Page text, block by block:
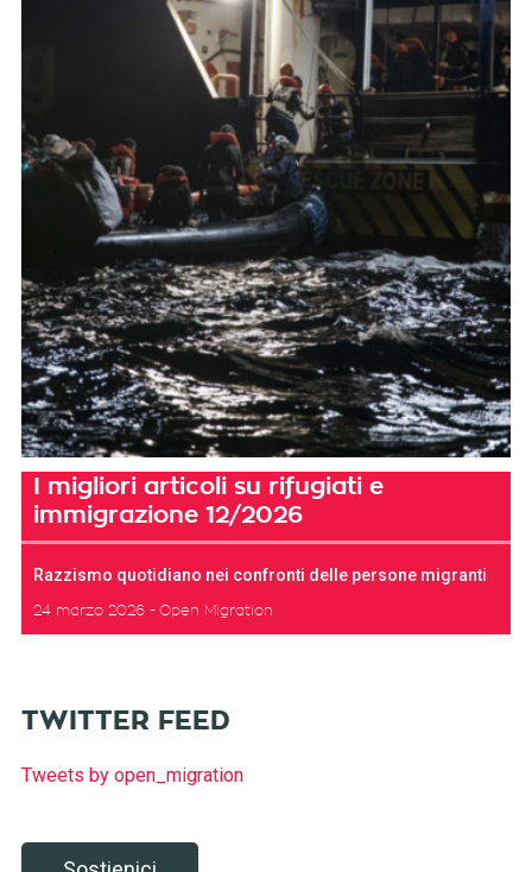
I migliori articoli su rifugiati e
immigrazione 12/2026
Razzismo quotidiano nei confronti delle persone migranti
24 marzo 2026 Open Migration
TWITTER FEED
Tweets by open_migration